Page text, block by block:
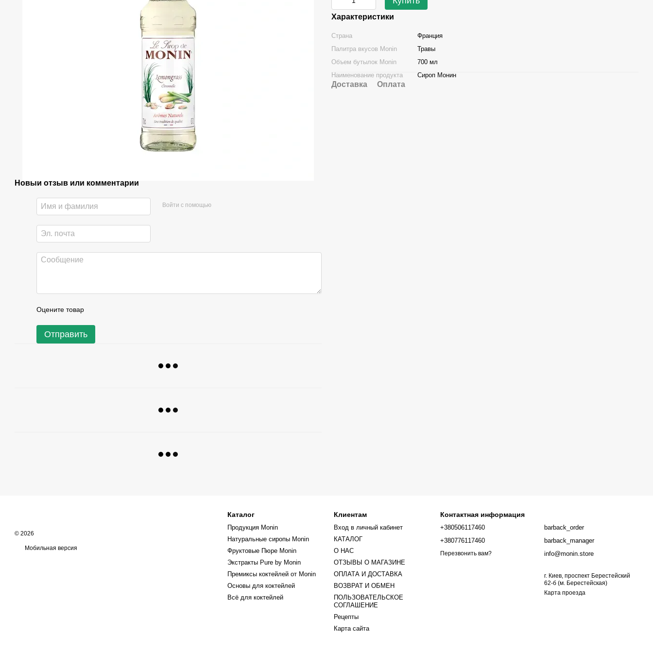
Новый отзыв или комментарий
Войти с помощью
Оцените товар
Отправить
Характеристики
Страна
Франция
Палитра вкусов Monin
Травы
Объем бутылок Monin
700 мл
Наименование продукта
Сироп Монин
Доставка Оплата
© 2026
Мобильная версия
Каталог
Продукция Monin
Натуральные сиропы Monin
Фруктовые Пюре Monin
Экстракты Pure by Monin
Премиксы коктейлей от Monin
Основы для коктейлей
Всё для коктейлей
Клиентам
Вход в личный кабинет
КАТАЛОГ
О НАС
ОТЗЫВЫ О МАГАЗИНЕ
ОПЛАТА И ДОСТАВКА
ВОЗВРАТ И ОБМЕН
ПОЛЬЗОВАТЕЛЬСКОЕ
СОГЛАШЕНИЕ
Рецепты
Карта сайта
Контактная информация
+380506117460
+380776117460
Перезвонить вам?
barback_order
barback_manager
info@monin.store
г. Киев, проспект Берестейский
62-б (м. Берестейская)
Карта проезда